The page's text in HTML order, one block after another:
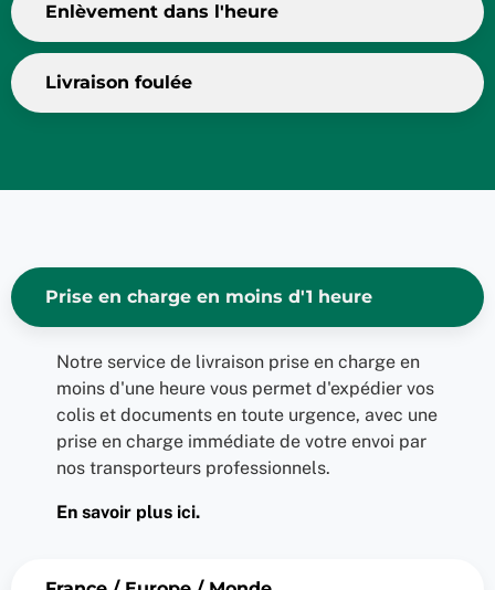
Enlèvement dans l'heure
Livraison foulée
Prise en charge en moins d'1 heure
Notre service de livraison prise en charge en
moins d'une heure vous permet d'expédier vos
colis et documents en toute urgence, avec une
prise en charge immédiate de votre envoi par
nos transporteurs professionnels.
En savoir plus ici.